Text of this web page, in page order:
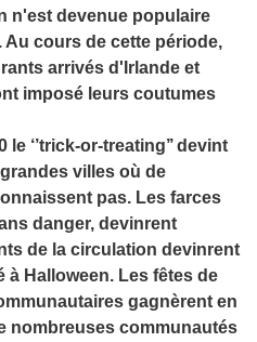
n'est devenue populaire
Au cours de cette période,
arrivés d'Irlande et
imposé leurs coutumes
‘’trick-or-treating’’ devint
villes où de
pas. Les farces
danger, devinrent
de la circulation devinrent
à Halloween. Les fêtes de
gagnèrent en
nombreuses communautés